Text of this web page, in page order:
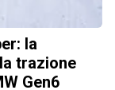
la
trazione
Gen6